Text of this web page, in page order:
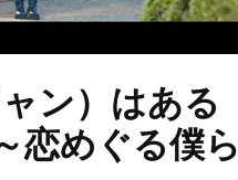
ン）はある
恋めぐる僕ら